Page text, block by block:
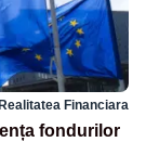
Realitatea Financiara
fondurilor